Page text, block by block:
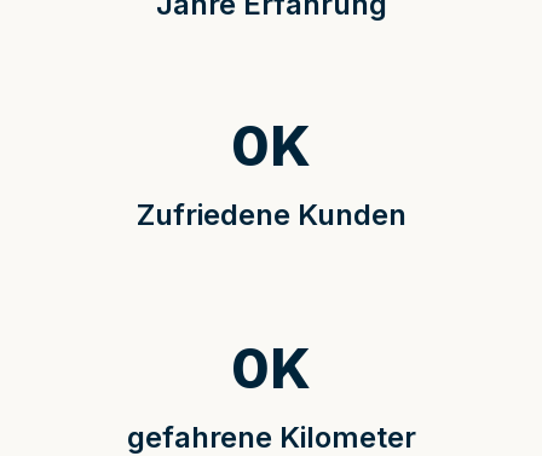
Zufriedene Kunden
0K
gefahrene Kilometer
0K